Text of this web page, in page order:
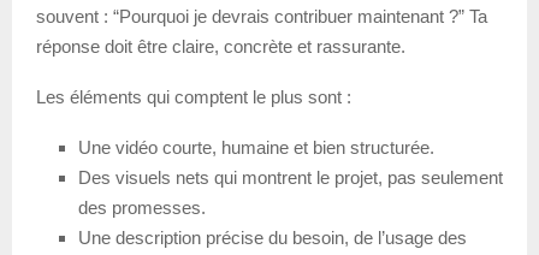
souvent : “Pourquoi je devrais contribuer maintenant ?” Ta
réponse doit être claire, concrète et rassurante.
Les éléments qui comptent le plus sont :
Une vidéo courte, humaine et bien structurée.
Des visuels nets qui montrent le projet, pas seulement
des promesses.
Une description précise du besoin, de l’usage des